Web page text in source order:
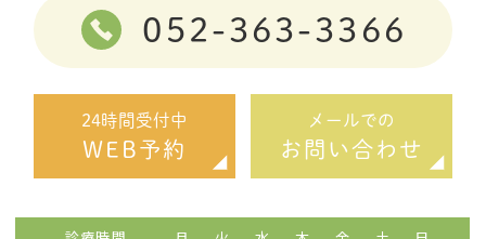
052-363-3366
24時間受付中
WEB予約
メールでの
お問い合わせ